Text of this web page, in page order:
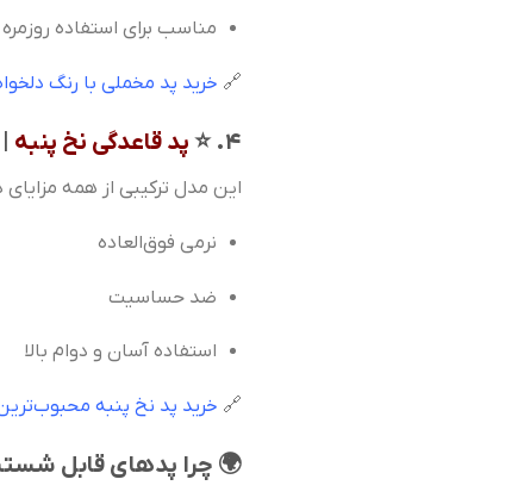
مناسب برای استفاده روزمره
🔗 خرید پد مخملی با رنگ
۴. ⭐ پد قاعدگی نخ پنبه
این مدل ترکیبی از همه
نرمی فوق‌العاده
ضد حساسیت
استفاده آسان و دوام بالا
🔗 خرید پد نخ پنبه محبوب‌ترین
🌍 چرا پدهای قابل